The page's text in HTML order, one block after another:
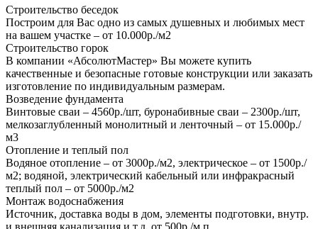
Строительство беседок
Построим для Вас одно из самых душевных и любимых мест
на вашем участке – от 10.000р./м2
Строительство горок
В компании «АбсолютМастер» Вы можете купить
качественные и безопасные готовые конструкции или заказать
изготовление по индивидуальным размерам.
Возведение фундамента
Винтовые сваи – 4560р./шт, буронабивные сваи – 2300р./шт,
мелкозаглубленный монолитный и ленточный – от 15.000р./
м3
Отопление и теплый пол
Водяное отопление – от 3000р./м2, электрическое – от 1500р./
м2; водяной, электрический кабельный или инфракрасный
теплый пол – от 5000р./м2
Монтаж водоснабжения
Источник, доставка воды в дом, элементы подготовки, внутр.
и внешняя канализация и т.д. от 500р./м.п